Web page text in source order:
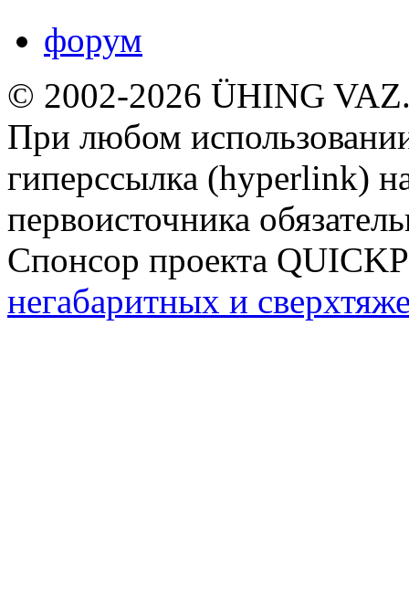
форум
© 2002-2026 ÜHING
При любом
гиперссылка (hyperlink)
первоисточника
Спонсор проекта
негабаритных и